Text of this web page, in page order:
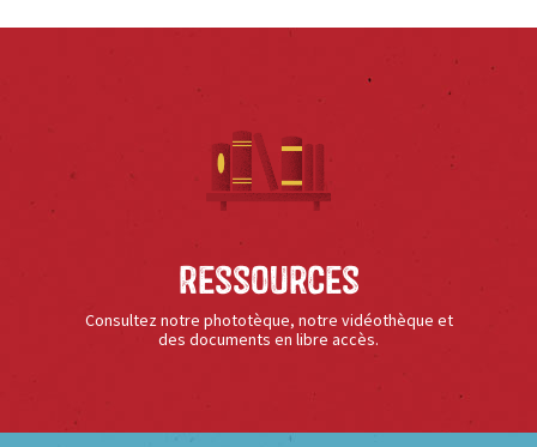
Ressources
Consultez notre phototèque, notre vidéothèque et
des documents en libre accès.